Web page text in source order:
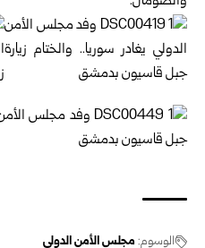
الوسوم: مجلس الأمن الدولي